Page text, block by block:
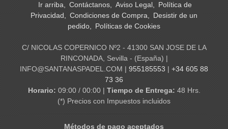
Ir arriba Contáctanos Aviso Legal
Política de
Privacidad
Condiciones de Compra
Desistir de un
pedido
Políticas de Cookies
C/ NICOLAS COPERNICO Nº2 - 41300 SAN JOSE DE LA
RINCONADA, Sevilla - (España) |
INFO@SANTANASPADEL.COM | 955185553 | +34 605 88
73 36
Horario: 09:00 / 00:00 | Tiempo de Entrega: 48 Hrs.
(*) Precios con Impuestos incluidos
Métodos de pago aceptados